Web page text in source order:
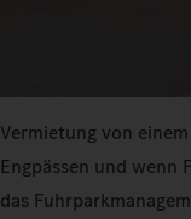
Vermietung von
Engpässen und wenn
das